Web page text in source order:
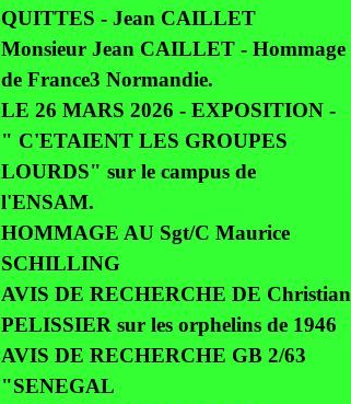
QUITTES - Jean CAILLET
Monsieur Jean CAILLET - Hommage
de France3 Normandie.
LE 26 MARS 2026 - EXPOSITION -
" C'ETAIENT LES GROUPES
LOURDS" sur le campus de
l'ENSAM.
HOMMAGE AU Sgt/C Maurice
SCHILLING
AVIS DE RECHERCHE DE Christian
PELISSIER sur les orphelins de 1946
AVIS DE RECHERCHE GB 2/63
"SENEGAL